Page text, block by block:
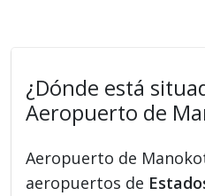
¿Dónde está
Aeropuerto de
Aeropuerto de
aeropuertos de